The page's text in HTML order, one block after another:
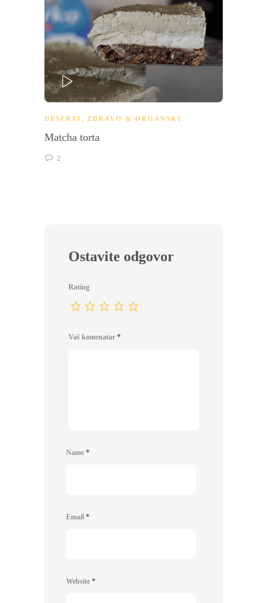
PLAY
DESERTI, ZDRAVO & ORGANSKI
Matcha torta
2
Ostavite odgovor
Rating
Vaš komenatar *
Name *
Email *
Website *